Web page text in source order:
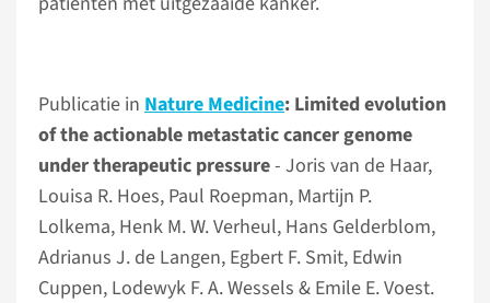
Publicatie in Nature Medicine: Limited evolution
of the actionable metastatic cancer genome
under therapeutic pressure- Joris van de Haar,
Louisa R. Hoes, Paul Roepman, Martijn P.
Lolkema, Henk M. W. Verheul, Hans Gelderblom,
Adrianus J. de Langen, Egbert F. Smit, Edwin
Cuppen, Lodewyk F. A. Wessels & Emile E. Voest.